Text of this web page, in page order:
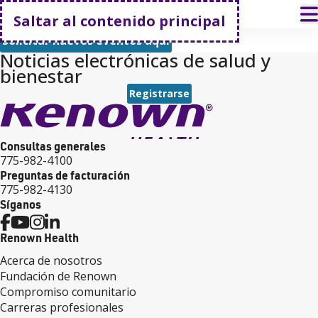
Saltar al contenido principal
Volver a casa
Solicitar nuevos eventos aquí
Noticias electrónicas de salud y
bienestar
Registrarse
Consultas generales
775-982-4100
Preguntas de facturación
775-982-4130
Síganos
Renown Health
Acerca de nosotros
Fundación de Renown
Compromiso comunitario
Carreras profesionales